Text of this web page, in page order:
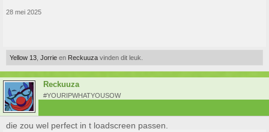
28 mei 2025
Yellow 13 Jorrie en Reckuuza vinden dit leuk.
Reckuuza
#YOURIPWHATYOUSOW
die zou wel perfect in t loadscreen passen.